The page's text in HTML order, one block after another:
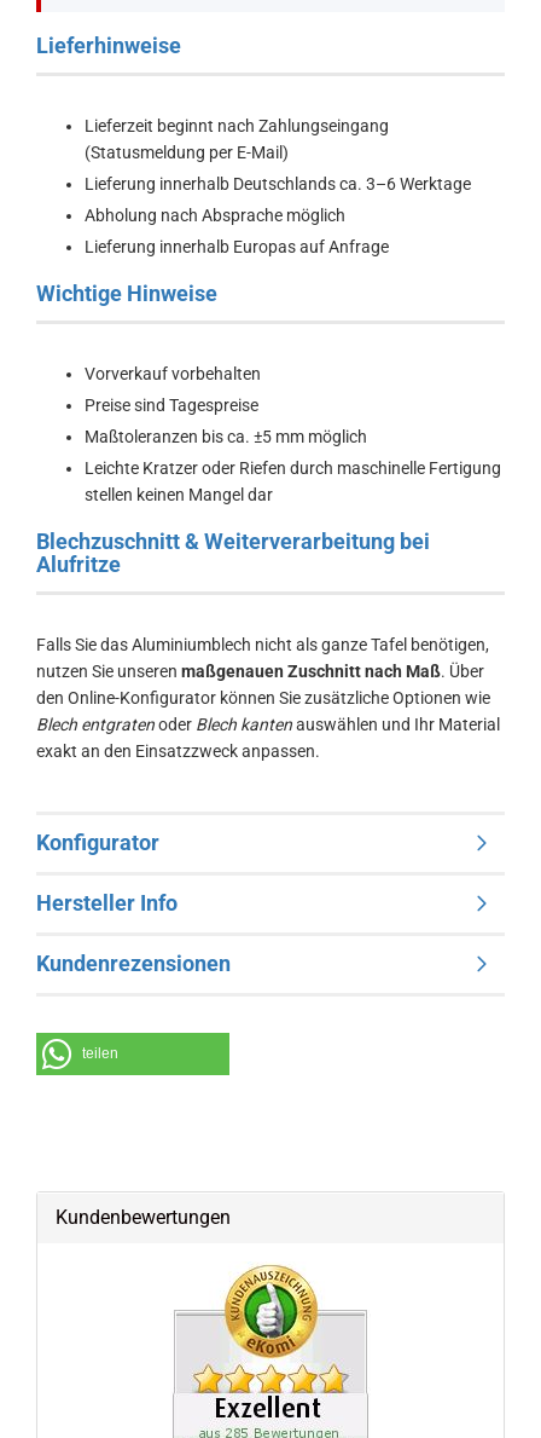
Lieferhinweise
Lieferzeit beginnt nach Zahlungseingang
(Statusmeldung per E-Mail)
Lieferung innerhalb Deutschlands ca. 3–6 Werktage
Abholung nach Absprache möglich
Lieferung innerhalb Europas auf Anfrage
Wichtige Hinweise
Vorverkauf vorbehalten
Preise sind Tagespreise
Maßtoleranzen bis ca. ±5 mm möglich
Leichte Kratzer oder Riefen durch maschinelle Fertigung
stellen keinen Mangel dar
Blechzuschnitt & Weiterverarbeitung bei
Alufritze
Falls Sie das Aluminiumblech nicht als ganze Tafel benötigen,
nutzen Sie unseren maßgenauen Zuschnitt nach Maß. Über
den Online-Konfigurator können Sie zusätzliche Optionen wie
Blech entgratenoder Blech kantenauswählen und Ihr Material
exakt an den Einsatzzweck anpassen.
Konfigurator
Hersteller Info
Kundenrezensionen
teilen
Kundenbewertungen